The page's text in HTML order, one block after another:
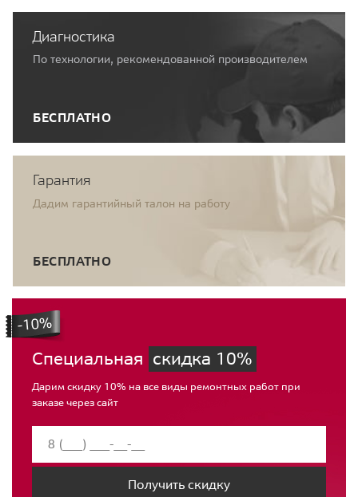
Диагностика
По технологии, рекомендованной производителем
БЕСПЛАТНО
Гарантия
Дадим гарантийный талон на работу
БЕСПЛАТНО
Специальная скидка 10%
Дарим скидку 10% на все виды ремонтных работ при
заказе через сайт
Получить скидку